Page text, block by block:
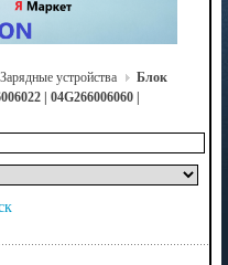
Зарядные устройства
Блок
| 04G266006060 |